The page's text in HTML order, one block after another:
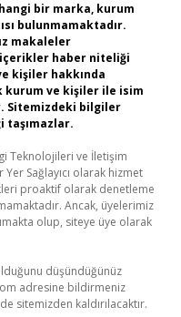
bir marka, kurum
bulunmamaktadır.
makaleler
içerikler haber niteliği
kişiler hakkında
kurum ve kişiler ile isim
Sitemizdeki bilgiler
taşımazlar.
Teknolojileri ve İletişim
Sağlayıcı olarak hizmet
proaktif olarak denetleme
Ancak, üyelerimiz
olup, siteye üye olarak
düşündüğünüz
adresine bildirmeniz
sitemizden kaldırılacaktır.